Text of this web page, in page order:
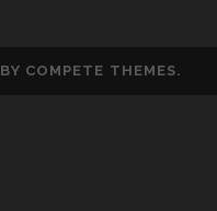
BY COMPETE THEMES.